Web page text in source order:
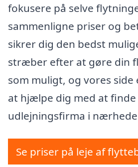
fokusere på selve
sammenligne priser og
sikrer dig den bedst
stræber efter at gøre din
som muligt, og vores side
at hjælpe dig med at
udlejningsfirma i
Se priser på leje af